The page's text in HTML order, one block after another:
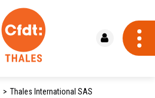
Thales International SAS